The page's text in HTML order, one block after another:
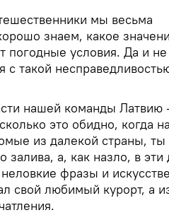
мы весьма
знаем, какое
погодные условия. Да и не
с такой
нашей команды Латвию
это обидно, когда
из далекой страны, ты
а, как назло, в эти
фразы и
свой любимый курорт, а